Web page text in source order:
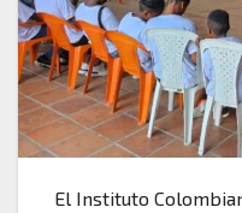
El Instituto